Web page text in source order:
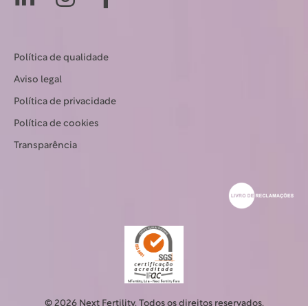
Política de qualidade
Aviso legal
Política de privacidade
Política de cookies
Transparência
© 2026 Next Fertility. Todos os direitos reservados.